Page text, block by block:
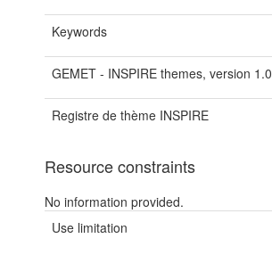
Keywords
GEMET - INSPIRE themes, version 1.0
Registre de thème INSPIRE
Resource constraints
No information provided.
Use limitation